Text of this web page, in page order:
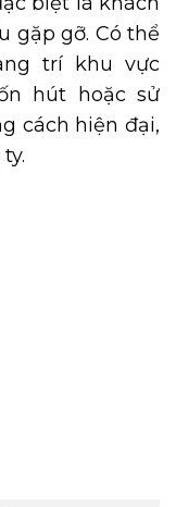
gặp gỡ. Có thể
trí khu vực
hút hoặc sử
cách hiện đại,